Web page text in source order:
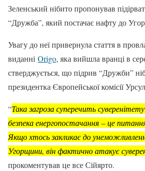
Зеленський нібито пропонував
“Дружба”, який постачає нафту до
Увагу до неї привернула стаття в
виданні Origo, яка вийшла вранці в
стверджується, що підрив “Дружби”
президентка Європейської комісії
“Така загроза суперечить
безпека енергопостачання – це
Якщо хтось закликає до
Угорщини, він фактично атакує
прокоментував це все Сійярто.